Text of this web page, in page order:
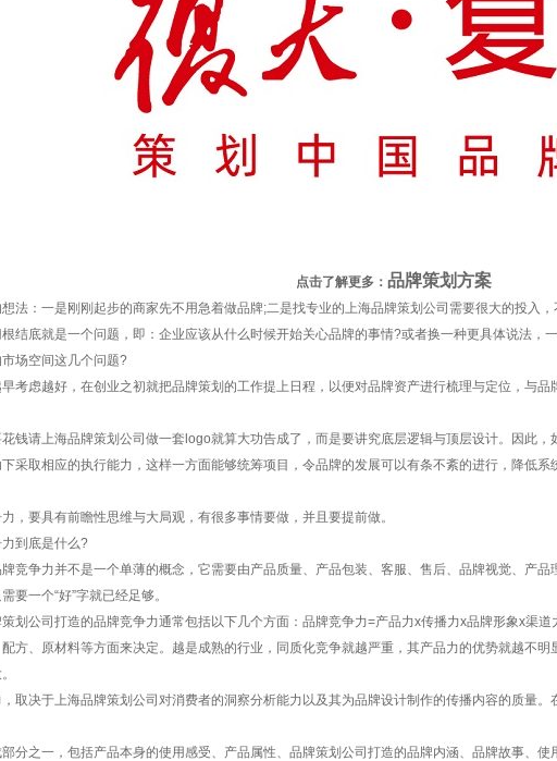
点击了解更多： 品牌策划方案
：一是刚刚起步的商家先不用急着做品牌;二是找专业的上海品牌策划公司需要很大的投入，
底就是一个问题，即：企业应该从什么时候开始关心品牌的事情?或者换一种更具体说法，
场空间这几个问题?
虑越好，在创业之初就把品牌策划的工作提上日程，以便对品牌资产进行梳理与定位，与
请上海品牌策划公司做一套logo就算大功告成了，而是要讲究底层逻辑与顶层设计。因此，
采取相应的执行能力，这样一方面能够统筹项目，令品牌的发展可以有条不紊的进行，降低
要具有前瞻性思维与大局观，有很多事情要做，并且要提前做。
到底是什么?
争力并不是一个单薄的概念，它需要由产品质量、产品包装、客服、售后、品牌视觉、产品
一个“好”字就已经足够。
公司打造的品牌竞争力通常包括以下几个方面：品牌竞争力=产品力x传播力x品牌形象x渠道
、原材料等方面来决定。越是成熟的行业，同质化竞争就越严重，其产品力的优势就越不
决于上海品牌策划公司对消费者的洞察分析能力以及其为品牌设计制作的传播内容的质量。
之一，包括产品本身的使用感受、产品属性、品牌策划公司打造的品牌内涵、品牌故事、